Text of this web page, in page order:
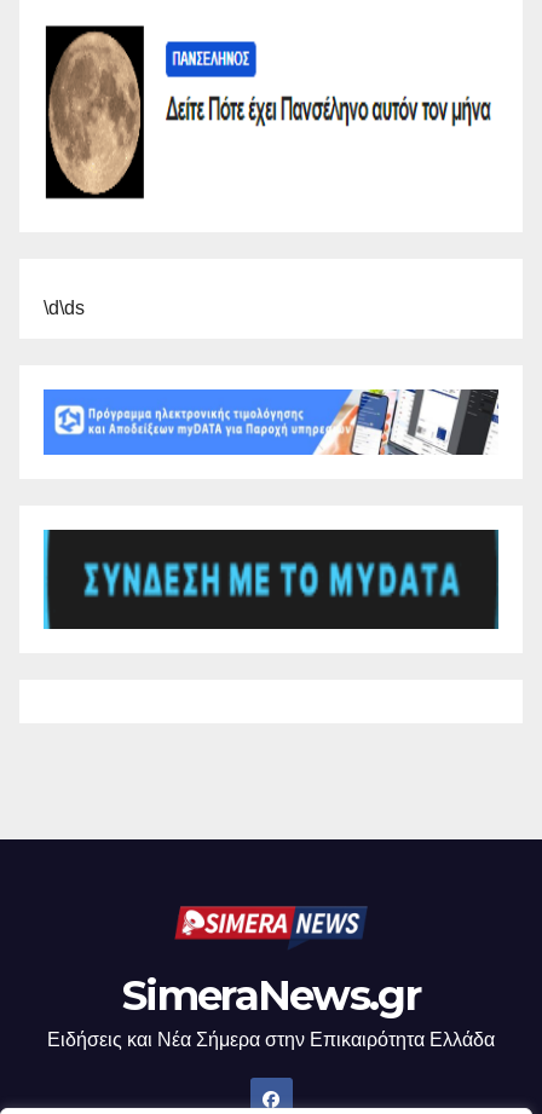
\d\ds
SimeraNews.gr
Ειδήσεις και Νέα Σήμερα στην Επικαιρότητα Ελλάδα